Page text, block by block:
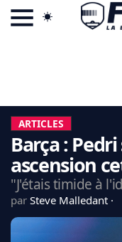
LA CHARTE
VIE PRIVÉE
CGU
CONTACTEZ-
ARTICLES
Barça :
ascension
"J'étais timide à
par Steve Malledant